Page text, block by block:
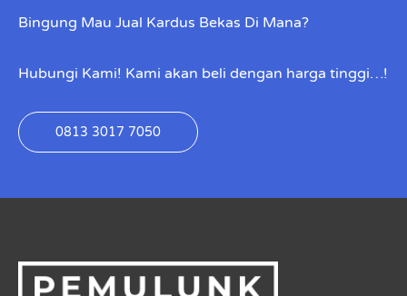
Bingung Mau Jual Kardus Bekas Di Mana?
Hubungi Kami! Kami akan beli dengan harga tinggi…!
0813 3017 7050